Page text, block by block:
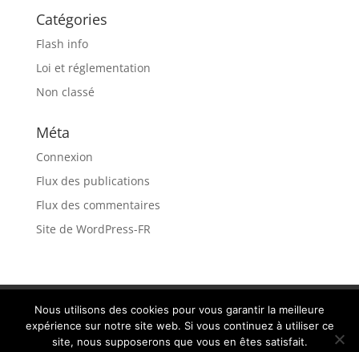
Catégories
Flash info
Loi et réglementation
Non classé
Méta
Connexion
Flux des publications
Flux des commentaires
Site de WordPress-FR
Recrutement MENTIONS LÉGALES
Propulsé par Timothé PORTERIE - Ressource Icons :
Nous utilisons des cookies pour vous garantir la meilleure
expérience sur notre site web. Si vous continuez à utiliser ce
site, nous supposerons que vous en êtes satisfait.